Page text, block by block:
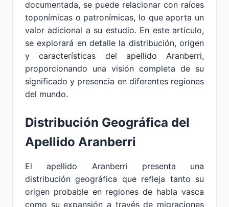
documentada, se puede relacionar con raíces
toponímicas o patronímicas, lo que aporta un
valor adicional a su estudio. En este artículo,
se explorará en detalle la distribución, origen
y características del apellido Aranberri,
proporcionando una visión completa de su
significado y presencia en diferentes regiones
del mundo.
Distribución Geográfica del
Apellido Aranberri
El apellido Aranberri presenta una
distribución geográfica que refleja tanto su
origen probable en regiones de habla vasca
como su expansión a través de migraciones